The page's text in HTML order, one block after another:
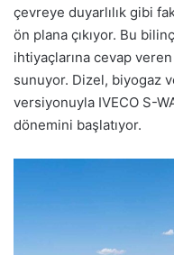
çevreye duyarlılık gibi
ön plana çıkıyor. Bu
ihtiyaçlarına cevap
sunuyor. Dizel, biyogaz
versiyonuyla IVECO S-
dönemini başlatıyor.